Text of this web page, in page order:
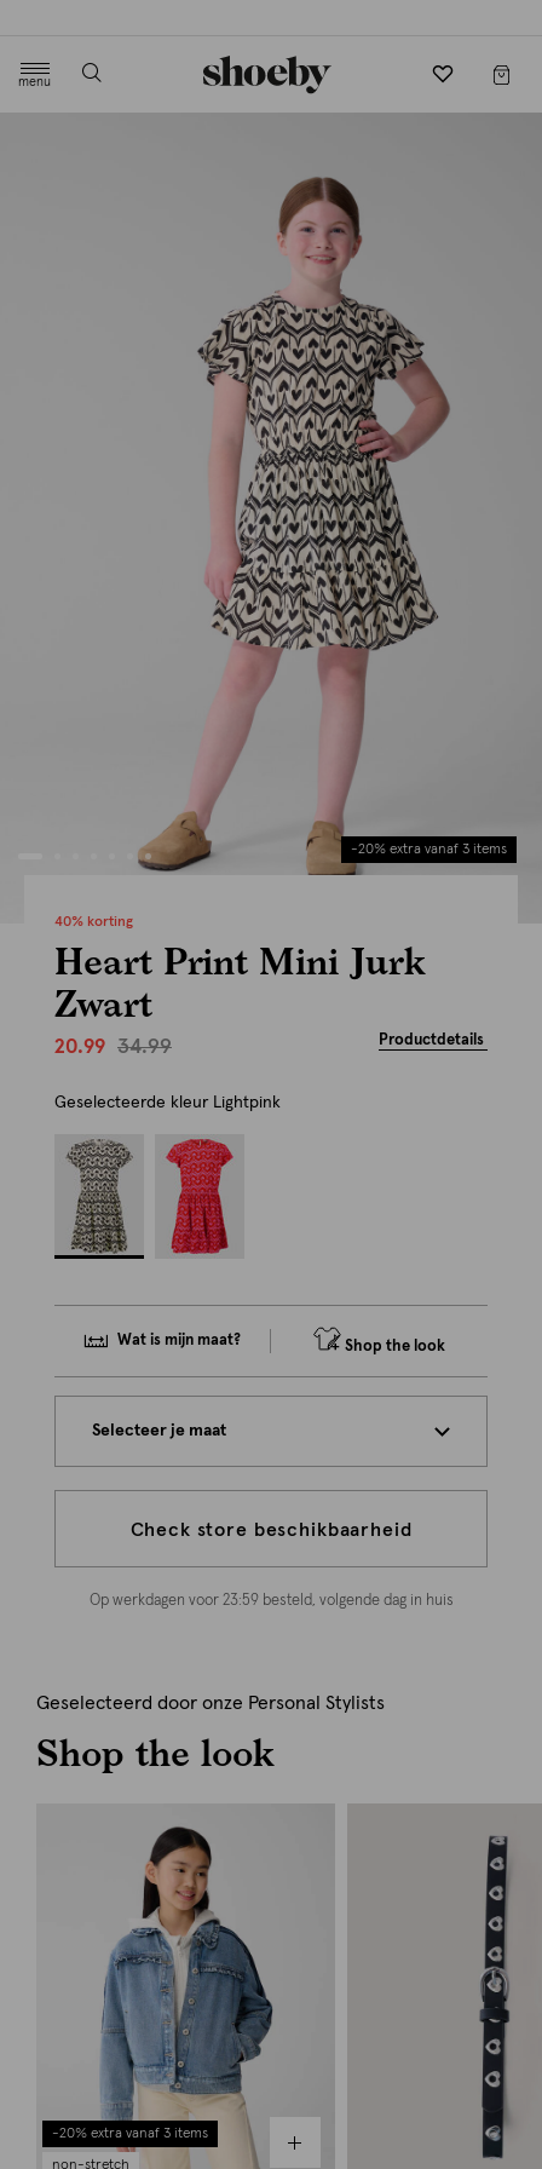
menu
-20% extra vanaf 3 items
40% korting
Heart Print Mini Jurk
Zwart
20.99 34.99 Productdetails
Geselecteerde kleur Lightpink
Wat is mijn maat? Shop the look
Selecteer je maat
Check store beschikbaarheid
Op werkdagen voor 23:59 besteld, volgende dag in huis
Geselecteerd door onze Personal Stylists
Shop the look
-20% extra vanaf 3 items
non-stretch